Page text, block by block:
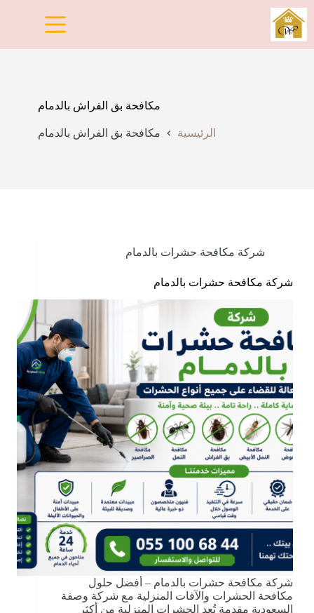
التجاوز
إلى
المحتوى
مكافحة بق الفراش بالدمام
الرئيسية مكافحة بق الفراش بالدمام
شركة مكافحة حشرات بالدمام
شركة مكافحة حشرات بالدمام
شركة مكافحة حشرات بالدمام – أفضل حلول
مكافحة الحشرات والآفات المنزلية مع شركة وصفة
السعودية مقدمة تُعد الحشرات المنزلية من أكثر